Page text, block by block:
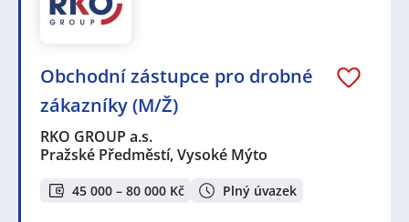
Obchodní zástupce pro drobné
zákazníky (M/Ž)
RKO GROUP a.s.
Pražské Předměstí, Vysoké Mýto
45 000 – 80 000 Kč Plný úvazek